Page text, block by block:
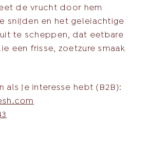
Nederlands
English
Nederlands
Deutsch
de vrucht door hem
snijden en het geleiachtige
te scheppen, dat eetbare
een frisse, zoetzure smaak
als je interesse hebt (B2B):